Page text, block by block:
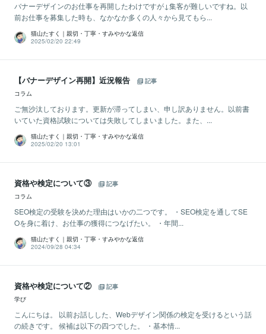
バナーデザインのお仕事を再開したわけですが↓集客が難しいですね。以
前お仕事を募集した時も、なかなか多くの人々から見てもら...
猫山たすく｜親切・丁寧・すみやかな返信
2025/02/20 22:49
【バナーデザイン再開】近況報告
記事
コラム
ご無沙汰しております。更新が滞ってしまい、申し訳ありません。以前書
いていた資格試験については失敗してしまいました。また、...
猫山たすく｜親切・丁寧・すみやかな返信
2025/02/20 13:01
資格や検定について③
記事
コラム
SEO検定の受験を決めた理由はいかの二つです。 ・SEO検定を通してSE
Oを身に着け、お仕事の獲得につなげたい。 ・年間...
猫山たすく｜親切・丁寧・すみやかな返信
2024/09/28 04:34
資格や検定について②
記事
学び
こんにちは。 以前お話しした、Webデザイン関係の検定を受けるという話
の続きです。 候補は以下の四つでした。 ・基本情...